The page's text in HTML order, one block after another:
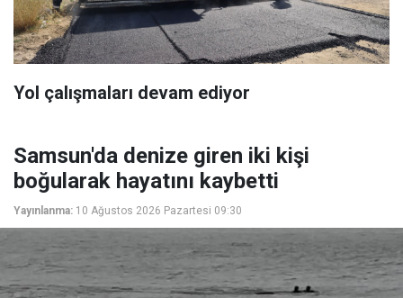
Yol çalışmaları devam ediyor
Samsun'da denize giren iki kişi
boğularak hayatını kaybetti
Yayınlanma: 10 Ağustos 2026 Pazartesi 09:30